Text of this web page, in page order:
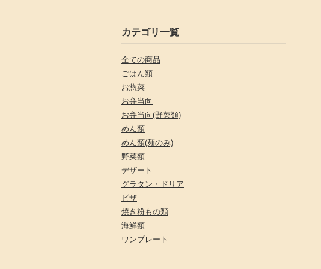
カテゴリ一覧
全ての商品
ごはん類
お惣菜
お弁当向
お弁当向(野菜類)
めん類
めん類(麺のみ)
野菜類
デザート
グラタン・ドリア
ピザ
焼き粉もの類
海鮮類
ワンプレート